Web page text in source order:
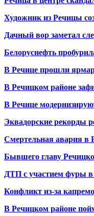
Художник из Речицы
Дачный вор заметал
Белоруснефть
В Речице прошли
В Речицком районе
В Речице
Эквадорские рекорды
Смертельная авария в
Бывшего главу
ДТП с участием фуры в
Конфликт из-за
В Речицком районе